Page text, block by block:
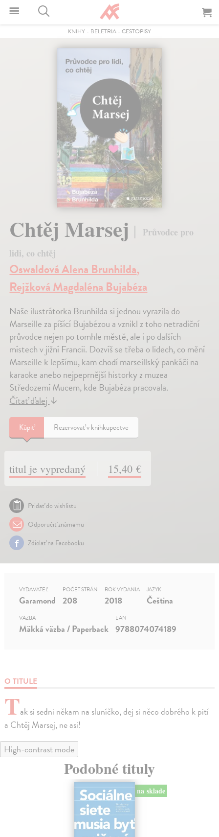
KNIHY - BELETRIA - CESTOPISY
Chtěj Marsej
Průvodce pro
lidi, co chtěj
Oswaldová Alena Brunhilda,
Rejžková Magdaléna Bujabéza
Naše ilustrátorka Brunhilda si jednou vyrazila do
Marseille za píšící Bujabézou a vznikl z toho netradiční
průvodce nejen po tomhle městě, ale i po dalších
místech v jižní Francii. Dozvíš se třeba o lidech, co mění
Marseille k lepšímu, kam chodí marseillský pankáči na
karaoke anebo nejpeprnější historky z muzea
Středozemí Mucem, kde Bujabéza pracovala.
Čítať ďalej↓
Kúpiť Rezervovať v kníhkupectve
titul je vypredaný 15,40 €
Pridať do wishlistu
Odporučiť známemu
Zdielať na Facebooku
O TITULE
Tak si sedni někam na sluníčko, dej si něco dobrého k pití
a Chtěj Marsej, ne asi!
VYDAVATEĽ
Garamond
POČET STRÁN
208
ROK VYDANIA
2018
JAZYK
Čeština
VÄZBA
Mäkká väzba / Paperback
EAN
9788074074189
High-contrast mode
Podobné tituly
na sklade